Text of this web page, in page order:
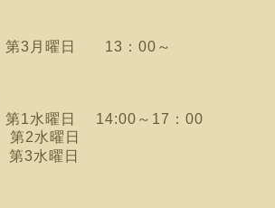
月曜日 13：00～
水曜日
14:00～17：00
2水曜日
水曜日